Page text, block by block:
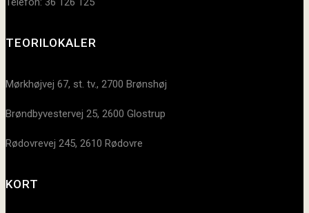
TEORILOKALER
Mørkhøjvej 67, st. tv., 2700 Brønshøj
Brøndbyvestervej 25, 2600 Glostrup
Rødovrevej 245, 2610 Rødovre
KORT